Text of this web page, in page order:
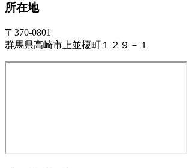
所在地
〒370-0801
群馬県高崎市上並榎町１２９－１